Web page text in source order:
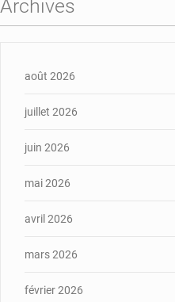
Archives
août 2026
juillet 2026
juin 2026
mai 2026
avril 2026
mars 2026
février 2026